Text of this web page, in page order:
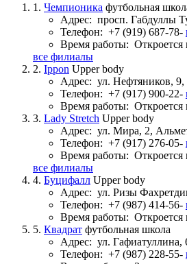
1. Чемпионика футбольная
Адрес: просп. Габдуллы
Телефон: +7 (919) 687-78-
Время работы: Откроется
все филиалы
2. Ippon Upper body
Адрес: ул. Нефтяников, 9,
Телефон: +7 (917) 900-22-
Время работы: Откроется
3. Lady Stretch Upper body
Адрес: ул. Мира, 2,
Телефон: +7 (917) 276-05-
Время работы: Откроется
все филиалы
4. Буцифалл Upper body
Адрес: ул. Ризы
Телефон: +7 (987) 414-56-
Время работы: Откроется
5. Квадрат футбольная школа
Адрес: ул. Гафиатуллина,
Телефон: +7 (987) 228-55-